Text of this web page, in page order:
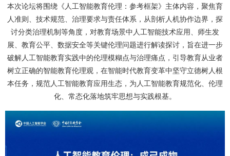
本次论坛将围绕《人工智能教育伦理：参考框架》主体内容，聚焦育
人准则、技术规范、治理要求与责任体系，从剖析人机协作边界，探
讨分类治理机制等角度，对教育场景中人工智能技术应用、师生发
展、教育公平、数据安全等关键伦理问题进行解读探讨，旨在进一步
破解人工智能教育实践中的伦理模糊点与治理痛点，引导教育从业者
树立正确的智能教育伦理观，在智能时代教育变革中坚守立德树人根
本任务，规范人工智能教育应用生态，为人工智能教育规范化、伦理
化、常态化落地筑牢思想与实践根基。